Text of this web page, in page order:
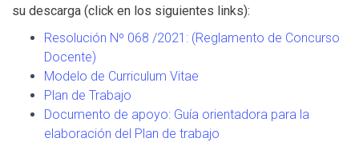
su descarga (click en los siguientes links):
Resolución Nº 068 /2021: (Reglamento de Concurso
Docente)
Modelo de Curriculum Vitae
Plan de Trabajo
Documento de apoyo: Guía orientadora para la
elaboración del Plan de trabajo